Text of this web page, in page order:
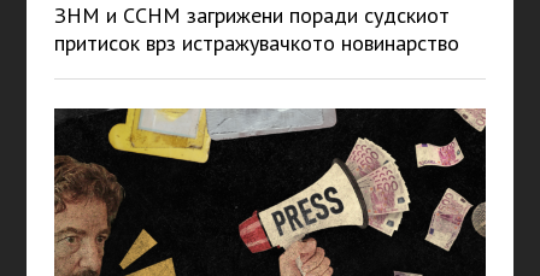
ЗНМ и ССНМ загрижени поради судскиот
притисок врз истражувачкото новинарство